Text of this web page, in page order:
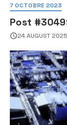
7 OCTOBRE 2023
Post
24 AUGUST 2025